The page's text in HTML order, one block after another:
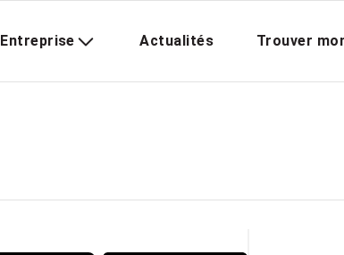
Entreprise Actualités Trouver